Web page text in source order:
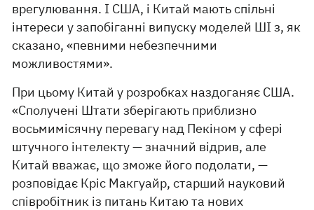
врегулювання. І США, і Китай мають спільні
інтереси у запобіганні випуску моделей ШІ з, як
сказано, «певними небезпечними
можливостями».
При цьому Китай у розробках наздоганяє США.
«Сполучені Штати зберігають приблизно
восьмимісячну перевагу над Пекіном у сфері
штучного інтелекту — значний відрив, але
Китай вважає, що зможе його подолати, —
розповідає Кріс Макгуайр, старший науковий
співробітник із питань Китаю та нових